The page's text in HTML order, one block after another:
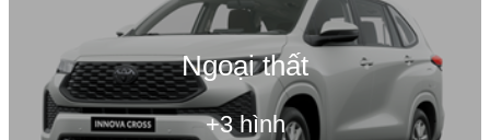
Ngoại thất
+3 hình